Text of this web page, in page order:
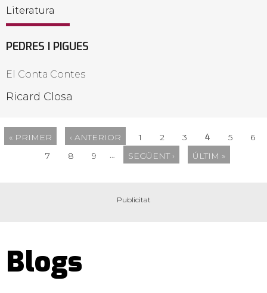
Literatura
PEDRES I PIGUES
El Conta Contes
Ricard Closa
« PRIMER ‹ ANTERIOR 1 2 3 4 5
6
7
8 9 … SEGÜENT › ÚLTIM »
Blogs